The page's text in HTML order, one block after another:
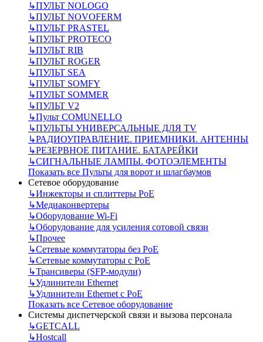
↳ПУЛЬТ NOLOGO
↳ПУЛЬТ NOVOFERM
↳ПУЛЬТ PRASTEL
↳ПУЛЬТ PROTECO
↳ПУЛЬТ RIB
↳ПУЛЬТ ROGER
↳ПУЛЬТ SEA
↳ПУЛЬТ SOMFY
↳ПУЛЬТ SOMMER
↳ПУЛЬТ V2
↳Пульт СOMUNELLO
↳ПУЛЬТЫ УНИВЕРСАЛЬНЫЕ ДЛЯ TV
↳РАДИОУПРАВЛЕНИЕ. ПРИЕМНИКИ. АНТЕННЫ
↳РЕЗЕРВНОЕ ПИТАНИЕ. БАТАРЕЙКИ
↳СИГНАЛЬНЫЕ ЛАМПЫ. ФОТОЭЛЕМЕНТЫ
Показать все Пульты для ворот и шлагбаумов
Сетевое оборудование
↳Инжекторы и сплиттеры РоЕ
↳Медиаконвертеры
↳Оборудование Wi-Fi
↳Оборудование для усиления сотовой связи
↳Прочее
↳Сетевые коммутаторы без РоЕ
↳Сетевые коммутаторы с РоЕ
↳Трансиверы (SFP-модули)
↳Удлинители Ethernet
↳Удлинители Ethernet с PoE
Показать все Сетевое оборудование
Системы диспетчерской связи и вызова персонала
↳GETCALL
↳Hostcall